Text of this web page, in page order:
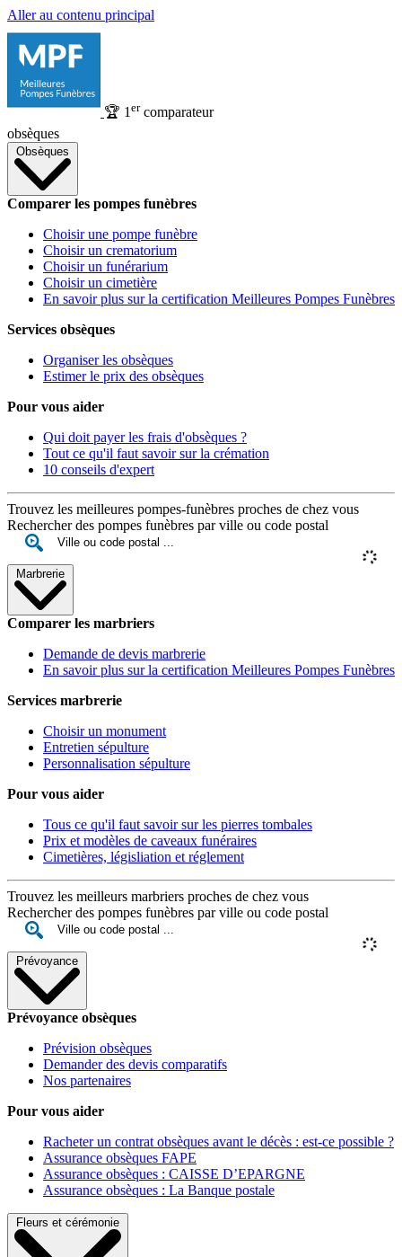
Aller au contenu principal
🏆 1 ercomparateur
obsèques
Obsèques
Comparer les pompes funèbres
Choisir une pompe funèbre
Choisir un crematorium
Choisir un funérarium
Choisir un cimetière
En savoir plus sur la certification Meilleures Pompes Funèbres
Services obsèques
Organiser les obsèques
Estimer le prix des obsèques
Pour vous aider
Qui doit payer les frais d'obsèques ?
Tout ce qu'il faut savoir sur la crémation
10 conseils d'expert
Trouvez les meilleures pompes-funèbres proches de chez vous
Rechercher des pompes funèbres par ville ou code postal
Marbrerie
Comparer les marbriers
Demande de devis marbrerie
En savoir plus sur la certification Meilleures Pompes Funèbres
Services marbrerie
Choisir un monument
Entretien sépulture
Personnalisation sépulture
Pour vous aider
Tous ce qu'il faut savoir sur les pierres tombales
Prix et modèles de caveaux funéraires
Cimetières, législiation et réglement
Trouvez les meilleurs marbriers proches de chez vous
Rechercher des pompes funèbres par ville ou code postal
Prévoyance
Prévoyance obsèques
Prévision obsèques
Demander des devis comparatifs
Nos partenaires
Pour vous aider
Racheter un contrat obsèques avant le décès : est-ce possible ?
Assurance obsèques FAPE
Assurance obsèques : CAISSE D’EPARGNE
Assurance obsèques : La Banque postale
Fleurs et cérémonie